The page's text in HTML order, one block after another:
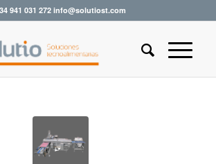
941 031 272 info@solutiost.com